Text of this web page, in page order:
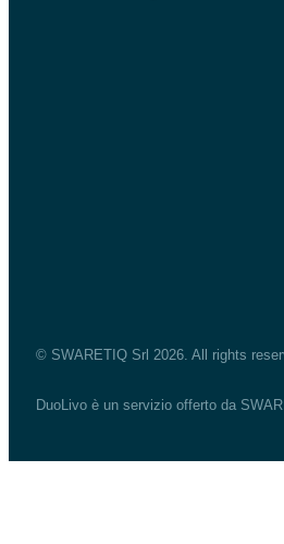
© SWARETIQ Srl 2026. All rights
DuoLivo è un servizio offerto da